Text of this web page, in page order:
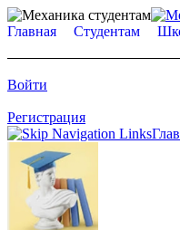
Главная Студентам
Войти
Регистрация